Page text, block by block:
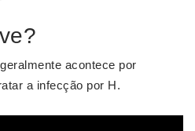
acontece por
a infecção por H.